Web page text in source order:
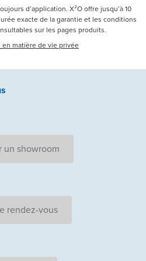
d’application. X²O offre jusqu’à 10
exacte de la garantie et les conditions
sur les pages produits.
en matière de vie privée
un showroom
rendez-vous